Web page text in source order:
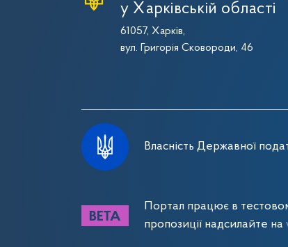
у Харківській області
61057, Харків,
вул. Григорія Сковороди, 46
Власність Державної
Портал працює в
пропозиції надсилайте на